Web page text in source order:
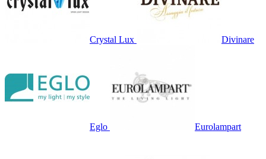
Crystal Lux Divinare
Eglo Eurolampart